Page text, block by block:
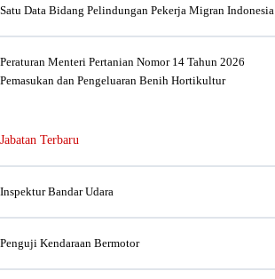
Satu Data Bidang Pelindungan Pekerja Migran Indonesia
Peraturan Menteri Pertanian Nomor 14 Tahun 2026
Pemasukan dan Pengeluaran Benih Hortikultur
Jabatan Terbaru
Inspektur Bandar Udara
Penguji Kendaraan Bermotor